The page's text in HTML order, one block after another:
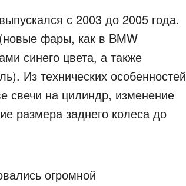
с 2003 до 2005 года.
фары, как в BMW
синего цвета, а также
Из технических особенностей
свечи на цилиндр, изменение
размера заднего колеса до
огромной